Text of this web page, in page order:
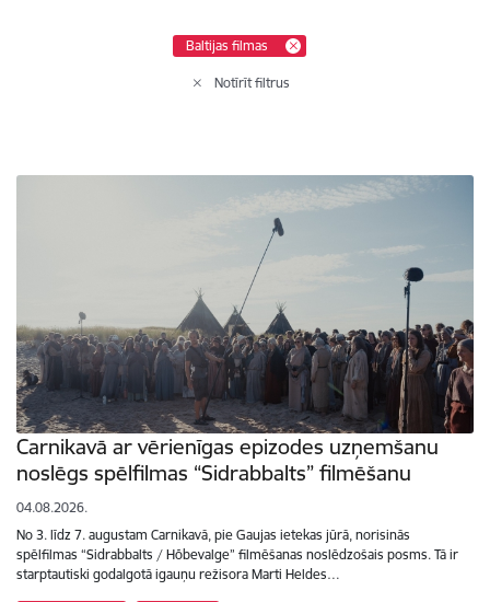
Baltijas filmas
Notīrīt filtrus
Carnikavā ar vērienīgas epizodes uzņemšanu
noslēgs spēlfilmas “Sidrabbalts” filmēšanu
04.08.2026.
No 3. līdz 7. augustam Carnikavā, pie Gaujas ietekas jūrā, norisinās
spēlfilmas “Sidrabbalts / Hõbevalge” filmēšanas noslēdzošais posms. Tā ir
starptautiski godalgotā igauņu režisora Marti Heldes…